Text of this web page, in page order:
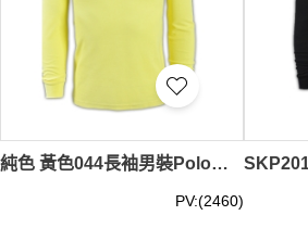
純色 黃色044長袖男裝Polo恤 1AD01 訂做純色長袖polo恤 運動舒適polo恤 polo恤生產商 Polo恤價格
PV:(2460)